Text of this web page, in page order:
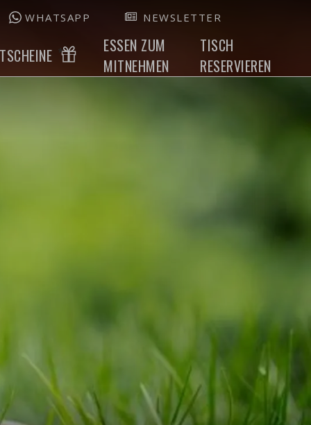
WHATSAPP NEWSLETTER
ESSEN ZUM
MITNEHMEN
TISCH
RESERVIEREN